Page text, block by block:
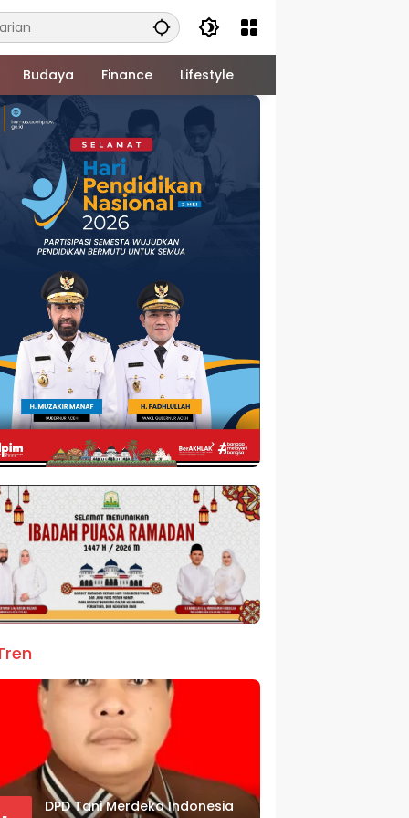
Budaya Finance Lifestyle
DPD Tani Merdeka Indonesia